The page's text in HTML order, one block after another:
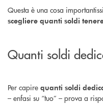
Questa è una cosa
scegliere quanti soldi
Quanti soldi
Per capire quanti soldi
– enfasi su “tuo” – prova a